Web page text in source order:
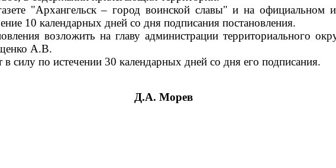
"Архангельск – город воинской славы" и на официальном
10 календарных дней со дня подписания постановления.
возложить на главу администрации территориального
А.В.
в силу по истечении 30 календарных дней со дня его подписания.
Д.А. Морев